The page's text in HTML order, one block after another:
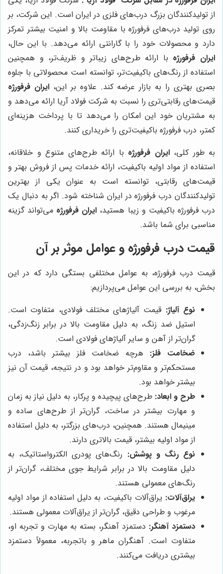
از تولیدکنندگان بزرگ درب‌های فلزی در ایران است. این شرکت، بر
روی تولید درب‌های فرفورژه با مقاومت بالا و امنیت بیشتر تمرکز
دارد و محصولات خود را با گارانتی ارائه می‌دهد. با این حال،
ایران فرفورژه با ارائه طرح‌های زیباتر و ظریف‌تر، و همچنین
استفاده از رنگ‌های باکیفیت‌تر، توانسته است محصولاتی با جلوه
بصری بهتری را به بازار عرضه کند. علاوه بر این،ایران فرفورژه
قیمت‌های رقابتی‌تری را نسبت به شرکت فولاد آریا ارائه می‌دهد و
به مشتریان خود این امکان را می‌دهد تا با پرداخت هزینه‌ای
کمتر، درب فرفورژه باکیفیت‌تری را خریداری کنند.
به طور کلی،ایران فرفورژه با ارائه طرح‌های متنوع و خلاقانه،
استفاده از مواد اولیه باکیفیت، ارائه خدمات پس از فروش بهتر و
قیمت‌های رقابتی، توانسته است به عنوان یکی از بهترین
تولیدکنندگان درب فرفورژه در ایران شناخته شود. اگر به دنبال یک
درب فرفورژه باکیفیت و زیبا هستید، ایران فرفورژه می‌تواند گزینه
مناسبی برای شما باشد.
قیمت درب فرفورژه و عوامل موثر بر آن
قیمت درب فرفورژه، به عوامل مختلفی بستگی دارد که در این
بخش، به بررسی این عوامل می‌پردازیم:
نوع آلیاژ: قیمت آلیاژهای مختلف فولادی، متفاوت است.
استیل ضد زنگ، به دلیل مقاومت بالا در برابر زنگ‌زدگی،
گران‌تر از آهن و سایر آلیاژهای فولادی است.
ضخامت فلز: هرچه ضخامت فلز بیشتر باشد، درب
مستحکم‌تر و مقاوم‌تر خواهد بود و در نتیجه، قیمت آن نیز
بیشتر خواهد بود.
طرح و ابعاد: طرح‌های پیچیده و پرکار، به دلیل نیاز به زمان
و مهارت بیشتر در ساخت، گران‌تر از طرح‌های ساده و
مینیمال هستند. همچنین، درب‌های بزرگتر، به دلیل استفاده
از مواد اولیه بیشتر، قیمت بالاتری دارند.
نوع رنگ و پوشش: رنگ‌های پودری الکترواستاتیک، به
دلیل مقاومت بالا در برابر شرایط جوی مختلف، گران‌تر از
رنگ‌های معمولی هستند.
یراق‌آلات: یراق‌آلات باکیفیت، به دلیل استفاده از مواد اولیه
مرغوب و طراحی دقیق، گران‌تر از یراق‌آلات معمولی هستند.
دستمزد آهنگر: دستمزد آهنگر، بسته به مهارت و تجربه او،
متفاوت است. آهنگران ماهر و باتجربه، معمولاً دستمزد
بیشتری دریافت می‌کنند.